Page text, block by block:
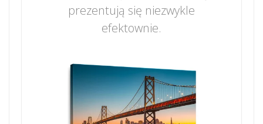
prezentują się niezwykle
efektownie.